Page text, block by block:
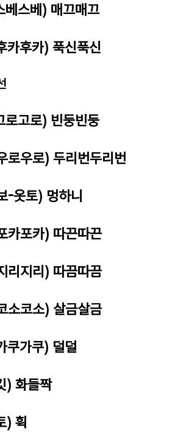
스베) 매끄매끄
후카) 푹신푹신
고로) 빈둥빈둥
우로) 두리번두리번
옷토) 멍하니
포카) 따끈따끈
지리) 따끔따끔
코소) 살금살금
가쿠) 덜덜
) 화들짝
) 휙